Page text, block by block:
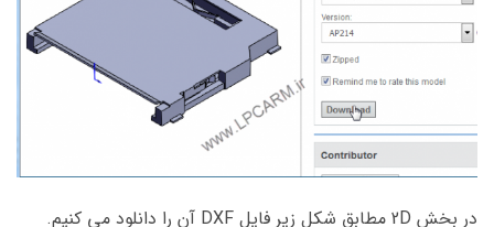
در بخش 2D مطابق شکل زیر فایل DXF آن را دانلود می کنیم.